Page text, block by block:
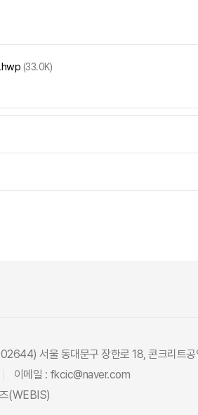
(33.0K)
서울 동대문구 장한로 18, 콘크리트공
이메일 : fkcic@naver.com
(WEBIS)